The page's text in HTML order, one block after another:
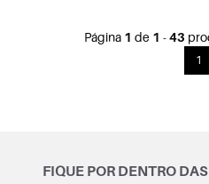
Página 1 de 1 -43
1
FIQUE POR DENTRO